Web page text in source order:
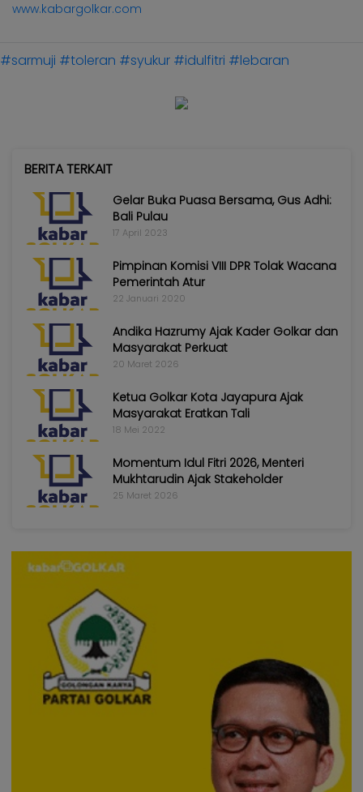
www.kabargolkar.com
#sarmuji #toleran #syukur #idulfitri #lebaran
BERITA TERKAIT
Gelar Buka Puasa Bersama, Gus Adhi:
Bali Pulau
17 April 2023
Pimpinan Komisi VIII DPR Tolak Wacana
Pemerintah Atur
22 Januari 2020
Andika Hazrumy Ajak Kader Golkar dan
Masyarakat Perkuat
20 Maret 2026
Ketua Golkar Kota Jayapura Ajak
Masyarakat Eratkan Tali
18 Mei 2022
Momentum Idul Fitri 2026, Menteri
Mukhtarudin Ajak Stakeholder
25 Maret 2026